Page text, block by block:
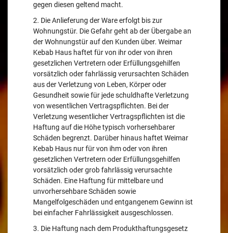
gegen diesen geltend macht.
2. Die Anlieferung der Ware erfolgt bis zur
Wohnungstür. Die Gefahr geht ab der Übergabe an
der Wohnungstür auf den Kunden über. Weimar
Kebab Haus haftet für von ihr oder von ihren
gesetzlichen Vertretern oder Erfüllungsgehilfen
vorsätzlich oder fahrlässig verursachten Schäden
aus der Verletzung von Leben, Körper oder
Gesundheit sowie für jede schuldhafte Verletzung
von wesentlichen Vertragspflichten. Bei der
Verletzung wesentlicher Vertragspflichten ist die
Haftung auf die Höhe typisch vorhersehbarer
Schäden begrenzt. Darüber hinaus haftet Weimar
Kebab Haus nur für von ihm oder von ihren
gesetzlichen Vertretern oder Erfüllungsgehilfen
vorsätzlich oder grob fahrlässig verursachte
Schäden. Eine Haftung für mittelbare und
unvorhersehbare Schäden sowie
Mangelfolgeschäden und entgangenem Gewinn ist
bei einfacher Fahrlässigkeit ausgeschlossen.
3. Die Haftung nach dem Produkthaftungsgesetz